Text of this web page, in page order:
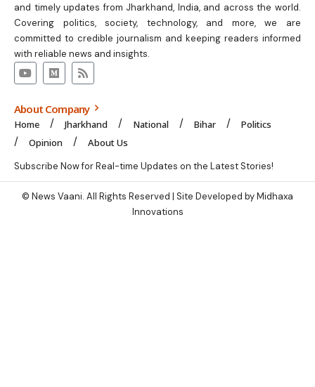
and timely updates from Jharkhand, India, and across the world.
Covering politics, society, technology, and more, we are
committed to credible journalism and keeping readers informed
with reliable news and insights.
About Company
Home Jharkhand National Bihar
Politics
Opinion
About Us
Subscribe Now for Real-time Updates on the Latest Stories!
© News Vaani. All Rights Reserved | Site Developed by Midhaxa
Innovations